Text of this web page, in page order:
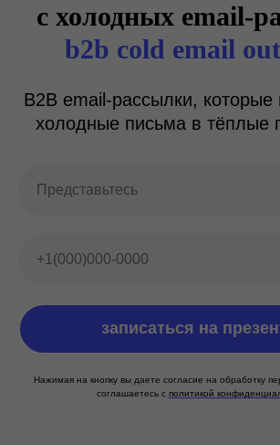
с холодных email-
b2b cold email
B2B email-рассылки,
холодные письма в тёплые
Представьтесь
+1(000)000-0000
записаться на
Нажимая на кнопку вы даете согласие на обработку
соглашаетесь с политикой